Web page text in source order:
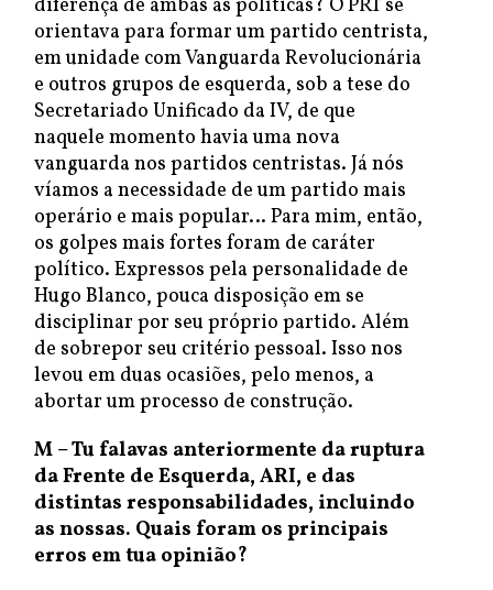
diferença de ambas as políticas? O PRT se
orientava para formar um partido centrista,
em unidade com Vanguarda Revolucionária
e outros grupos de esquerda, sob a tese do
Secretariado Unificado da IV, de que
naquele momento havia uma nova
vanguarda nos partidos centristas. Já nós
víamos a necessidade de um partido mais
operário e mais popular… Para mim, então,
os golpes mais fortes foram de caráter
político. Expressos pela personalidade de
Hugo Blanco, pouca disposição em se
disciplinar por seu próprio partido. Além
de sobrepor seu critério pessoal. Isso nos
levou em duas ocasiões, pelo menos, a
abortar um processo de construção.
M – Tu falavas anteriormente da ruptura
da Frente de Esquerda, ARI, e das
distintas responsabilidades, incluindo
as nossas. Quais foram os principais
erros em tua opinião?